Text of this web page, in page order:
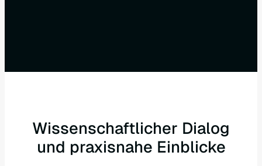
Wissenschaftlicher Dialog
und praxisnahe Einblicke